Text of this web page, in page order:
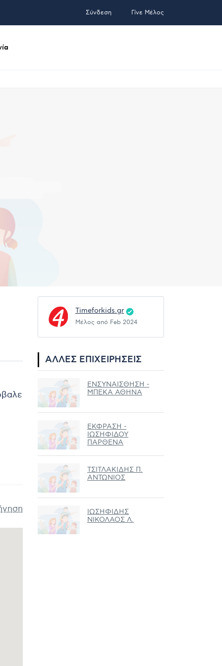
Σύνδεση Γίνε Μέλος
Timeforkids.gr
Μέλος από Feb 2024
ΆΛΛΕΣ ΕΠΙΧΕΙΡΉΣΕΙΣ
ΕΝΣΥΝΑΙΣΘΗΣΗ -
ΜΠΕΚΑ ΑΘΗΝΑ
ΕΚΦΡΑΣΗ -
ΙΩΣΗΦΙΔΟΥ
ΠΑΡΘΕΝΑ
ΤΣΙΤΛΑΚΙΔΗΣ Π.
ΑΝΤΩΝΙΟΣ
ΙΩΣΗΦΙΔΗΣ
ΝΙΚΟΛΑΟΣ Λ.